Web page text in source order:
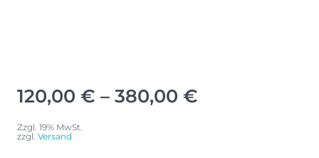
120,00 € – 380,00 €
Zzgl. 19% MwSt.
zzgl. Versand